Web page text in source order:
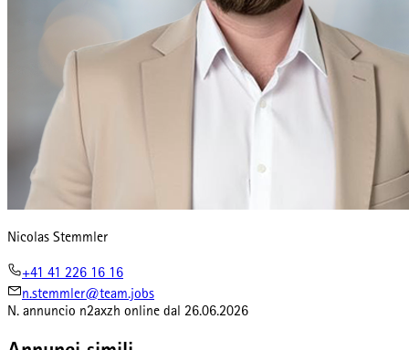
Nicolas Stemmler
+41 41 226 16 16
n.stemmler@team.jobs
N. annuncio n2axzh online dal 26.06.2026